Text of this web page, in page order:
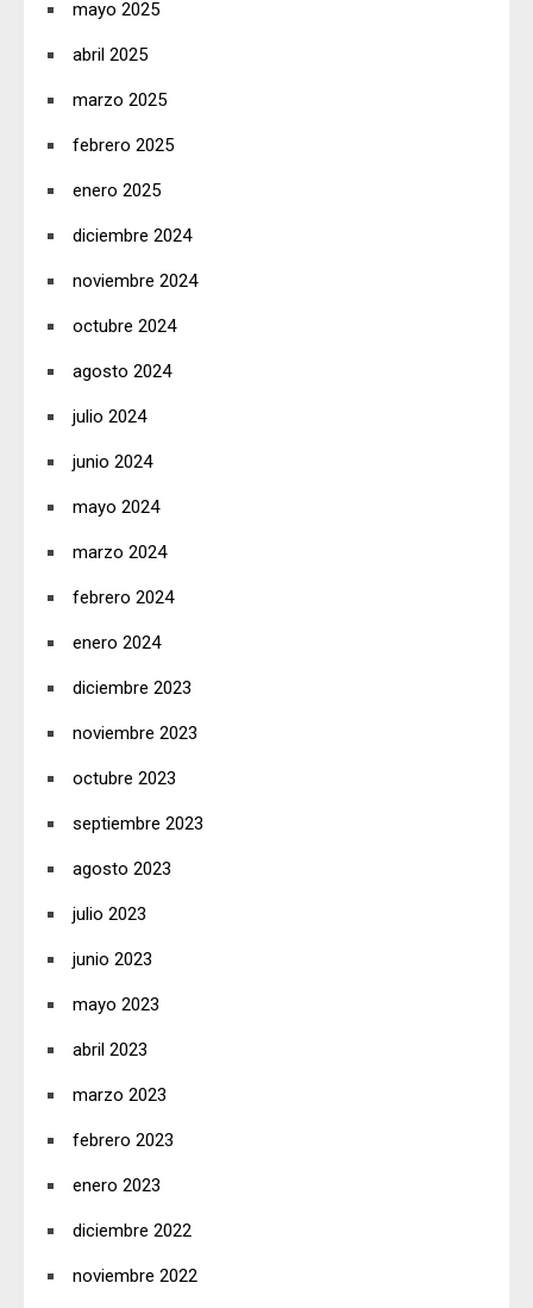
mayo 2025
abril 2025
marzo 2025
febrero 2025
enero 2025
diciembre 2024
noviembre 2024
octubre 2024
agosto 2024
julio 2024
junio 2024
mayo 2024
marzo 2024
febrero 2024
enero 2024
diciembre 2023
noviembre 2023
octubre 2023
septiembre 2023
agosto 2023
julio 2023
junio 2023
mayo 2023
abril 2023
marzo 2023
febrero 2023
enero 2023
diciembre 2022
noviembre 2022